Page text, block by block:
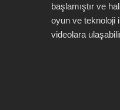
başlamıştır ve
oyun ve teknoloji
videolara